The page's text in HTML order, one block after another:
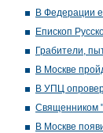
В Федерации
Епископ
Грабители,
В Москве
В УПЦ
Священником
В Москве